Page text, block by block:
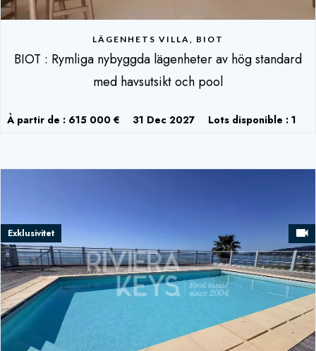
LÄGENHETS VILLA, BIOT
BIOT : Rymliga nybyggda lägenheter av hög standard
med havsutsikt och pool
À partir de : 615 000 € 31 Dec 2027 Lots disponible : 1
Exklusivitet